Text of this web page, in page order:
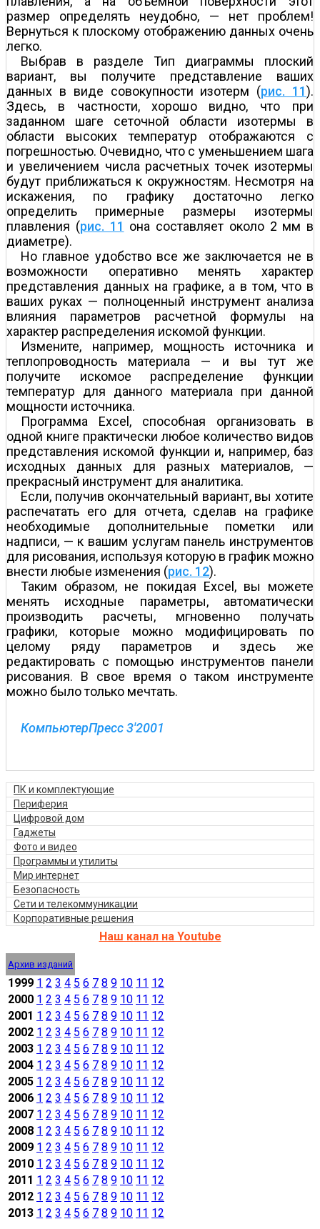
размер определять неудобно, — нет проблем!
Вернуться к плоскому отображению данных очень
легко.
Выбрав в разделе Тип диаграммы плоский
вариант, вы получите представление ваших
данных в виде совокупности изотерм (рис. 11).
Здесь, в частности, хорошо видно, что при
заданном шаге сеточной области изотермы в
области высоких температур отображаются с
погрешностью. Очевидно, что с уменьшением шага
и увеличением числа расчетных точек изотермы
будут приближаться к окружностям. Неcмотря на
искажения, по графику достаточно легко
определить примерные размеры изотермы
плавления (рис. 11 она составляет около 2 мм в
диаметре).
Но главное удобство все же заключается не в
возможности оперативно менять характер
представления данных на графике, а в том, что в
ваших руках — полноценный инструмент анализа
влияния параметров расчетной формулы на
характер распределения искомой функции.
Измените, например, мощность источника и
теплопроводность материала — и вы тут же
получите искомое распределение функции
температур для данного материала при данной
мощности источника.
Программа Excel, способная организовать в
одной книге практически любое количество видов
представления искомой функции и, например, баз
исходных данных для разных материалов, —
прекрасный инструмент для аналитика.
Если, получив окончательный вариант, вы хотите
распечатать его для отчета, сделав на графике
необходимые дополнительные пометки или
надписи, — к вашим услугам панель инструментов
для рисования, используя которую в график можно
внести любые изменения (рис. 12).
Таким образом, не покидая Excel, вы можете
менять исходные параметры, автоматически
производить расчеты, мгновенно получать
графики, которые можно модифицировать по
целому ряду параметров и здесь же
редактировать с помощью инструментов панели
рисования. В свое время о таком инструменте
можно было только мечтать.
КомпьютерПресс 3'2001
ПК и комплектующие
Периферия
Цифровой дом
Гаджеты
Фото и видео
Программы и утилиты
Мир интернет
Безопасность
Сети и телекоммуникации
Корпоративные решения
Наш канал на Youtube
Архив изданий
1999 1 2 3 4 5 6 7 8 9 10 11 12
2000 1 2 3 4 5 6 7 8 9 10 11 12
2001 1 2 3 4 5 6 7 8 9 10 11 12
2002 1 2 3 4 5 6 7 8 9 10 11 12
2003 1 2 3 4 5 6 7 8 9 10 11 12
2004 1 2 3 4 5 6 7 8 9 10 11 12
2005 1 2 3 4 5 6 7 8 9 10 11 12
2006 1 2 3 4 5 6 7 8 9 10 11 12
2007 1 2 3 4 5 6 7 8 9 10 11 12
2008 1 2 3 4 5 6 7 8 9 10 11 12
2009 1 2 3 4 5 6 7 8 9 10 11 12
2010 1 2 3 4 5 6 7 8 9 10 11 12
2011 1 2 3 4 5 6 7 8 9 10 11 12
2012 1 2 3 4 5 6 7 8 9 10 11 12
2013 1 2 3 4 5 6 7 8 9 10 11 12